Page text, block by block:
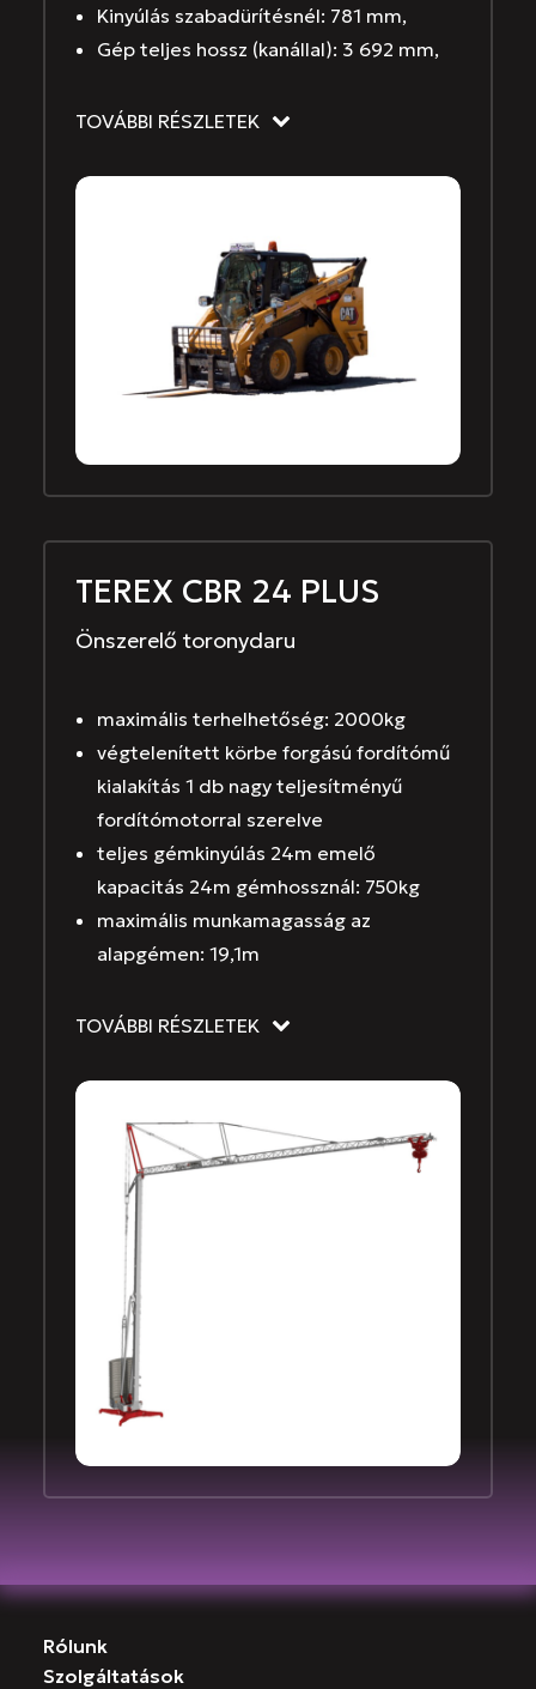
Kinyúlás szabadürítésnél: 781 mm,
Gép teljes hossz (kanállal): 3 692 mm,
TOVÁBBI RÉSZLETEK
TEREX CBR 24 PLUS
Önszerelő toronydaru
maximális terhelhetőség: 2000kg
végtelenített körbe forgású fordítómű
kialakítás 1 db nagy teljesítményű
fordítómotorral szerelve
teljes gémkinyúlás 24m emelő
kapacitás 24m gémhossznál: 750kg
maximális munkamagasság az
alapgémen: 19,1m
TOVÁBBI RÉSZLETEK
Rólunk
Szolgáltatások